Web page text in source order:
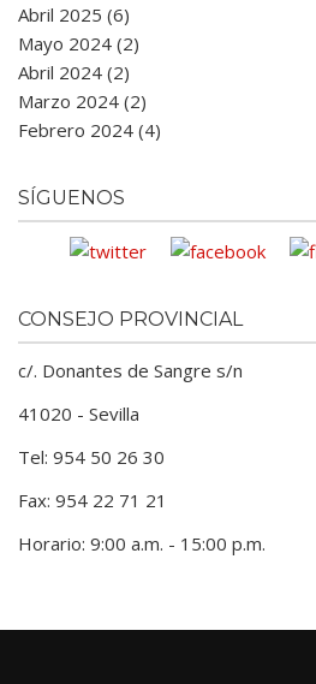
Abril 2025 (6)
Mayo 2024 (2)
Abril 2024 (2)
Marzo 2024 (2)
Febrero 2024 (4)
SÍGUENOS
CONSEJO PROVINCIAL
c/. Donantes de Sangre s/n
41020 - Sevilla
Tel: 954 50 26 30
Fax: 954 22 71 21
Horario: 9:00 a.m. - 15:00 p.m.